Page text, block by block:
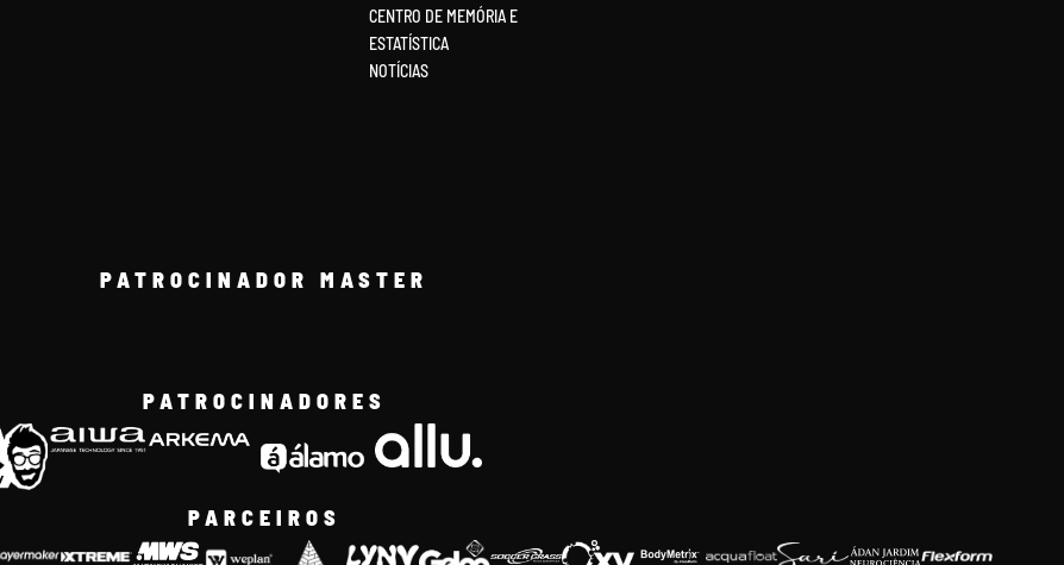
CENTRO DE MEMÓRIA E
ESTATÍSTICA
NOTÍCIAS
PATROCINADOR MASTER
PATROCINADORES
PARCEIROS